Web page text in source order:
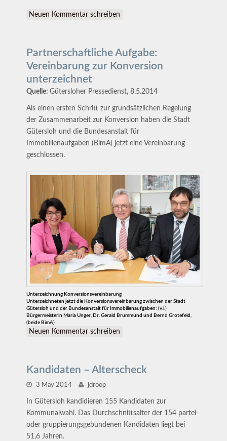
Neuen Kommentar schreiben
Partnerschaftliche Aufgabe:
Vereinbarung zur Konversion
unterzeichnet
Quelle:Gütersloher Pressedienst, 8.5.2014
Als einen ersten Schritt zur grundsätzlichen Regelung
der Zusammenarbeit zur Konversion haben die Stadt
Gütersloh und die Bundesanstalt für
Immobilienaufgaben (BimA) jetzt eine Vereinbarung
geschlossen.
Unterzeichnung Konversionsvereinbarung
Unterzeichneten jetzt die Konversionsvereinbarung zwischen der Stadt
Gütersloh und der Bundesanstalt für Immobilienaufgaben: (v.l.)
Bürgermeisterin Maria Unger, Dr. Gerald Brummund und Bernd Grotefeld,
(beide BimA)
Neuen Kommentar schreiben
Kandidaten – Alterscheck
3 May 2014 jdroop
In Gütersloh kandidieren 155 Kandidaten zur
Kommunalwahl. Das Durchschnittsalter der 154 partei-
oder gruppierungsgebundenen Kandidaten liegt bei
51,6 Jahren.